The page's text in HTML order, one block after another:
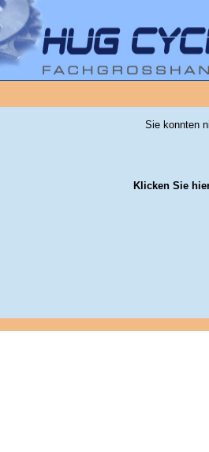
Sie konnten
Klicken Sie